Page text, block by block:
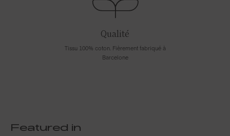
Qualité
Tissu 100% coton. Fièrement fabriqué à
Barcelone
Featured in